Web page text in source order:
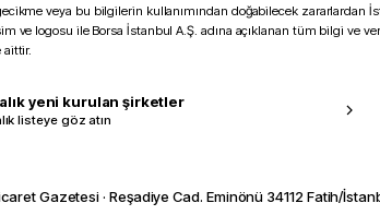
veya bu bilgilerin kullanımından doğabilecek zararlardan
ve logosu ile Borsa İstanbul A.Ş. adına açıklanan tüm bilgi ve
aittir.
yeni kurulan şirketler
listeye göz atın
Gazetesi · Reşadiye Cad. Eminönü 34112 Fatih/